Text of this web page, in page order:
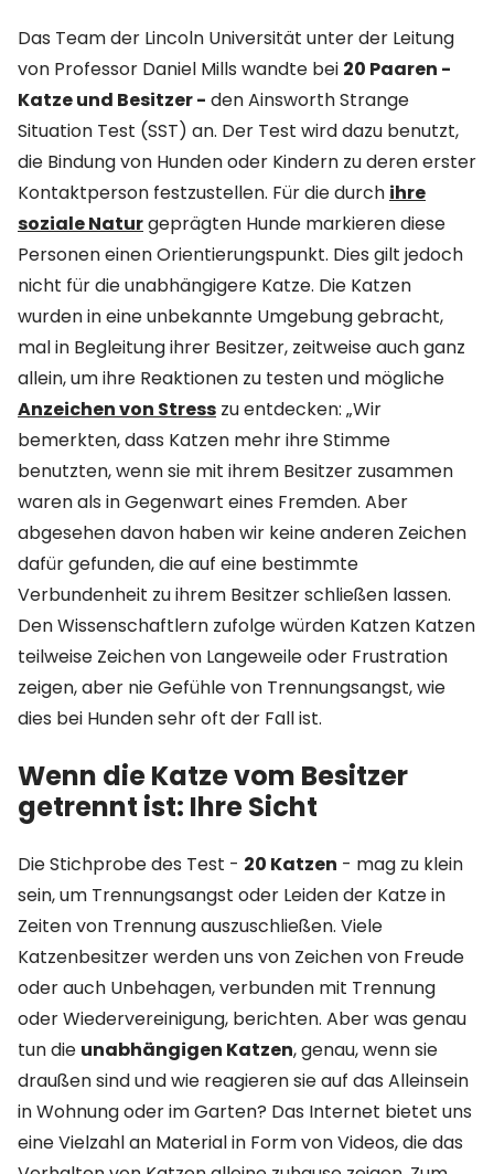
Das Team der Lincoln Universität unter der Leitung
von Professor Daniel Mills wandte bei 20 Paaren -
Katze und Besitzer - den Ainsworth Strange
Situation Test (SST) an. Der Test wird dazu benutzt,
die Bindung von Hunden oder Kindern zu deren erster
Kontaktperson festzustellen. Für die durch ihre
soziale Naturgeprägten Hunde markieren diese
Personen einen Orientierungspunkt. Dies gilt jedoch
nicht für die unabhängigere Katze. Die Katzen
wurden in eine unbekannte Umgebung gebracht,
mal in Begleitung ihrer Besitzer, zeitweise auch ganz
allein, um ihre Reaktionen zu testen und mögliche
Anzeichen von Stress zu entdecken: „Wir
bemerkten, dass Katzen mehr ihre Stimme
benutzten, wenn sie mit ihrem Besitzer zusammen
waren als in Gegenwart eines Fremden. Aber
abgesehen davon haben wir keine anderen Zeichen
dafür gefunden, die auf eine bestimmte
Verbundenheit zu ihrem Besitzer schließen lassen.
Den Wissenschaftlern zufolge würden Katzen Katzen
teilweise Zeichen von Langeweile oder Frustration
zeigen, aber nie Gefühle von Trennungsangst, wie
dies bei Hunden sehr oft der Fall ist.
Wenn die Katze vom Besitzer
getrennt ist: Ihre Sicht
Die Stichprobe des Test - 20 Katzen - mag zu klein
sein, um Trennungsangst oder Leiden der Katze in
Zeiten von Trennung auszuschließen. Viele
Katzenbesitzer werden uns von Zeichen von Freude
oder auch Unbehagen, verbunden mit Trennung
oder Wiedervereinigung, berichten. Aber was genau
tun die unabhängigen Katzen, genau, wenn sie
draußen sind und wie reagieren sie auf das Alleinsein
in Wohnung oder im Garten? Das Internet bietet uns
eine Vielzahl an Material in Form von Videos, die das